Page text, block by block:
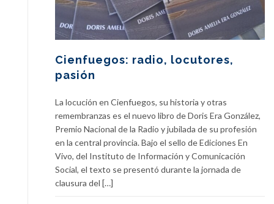
Cienfuegos: radio, locutores,
pasión
La locución en Cienfuegos, su historia y otras
remembranzas es el nuevo libro de Doris Era González,
Premio Nacional de la Radio y jubilada de su profesión
en la central provincia. Bajo el sello de Ediciones En
Vivo, del Instituto de Información y Comunicación
Social, el texto se presentó durante la jornada de
clausura del […]